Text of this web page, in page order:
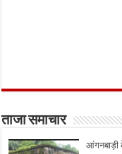
ताजा समाचार
आंगनबाड़ी